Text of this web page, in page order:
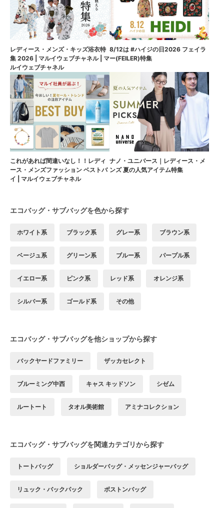
レディース・メンズ・キッズ浴衣特
集 2026 | マルイウェブチャネル | マ
ルイウェブチャネル
8/12は #ハイジの日2026 フェイラ
ー(FEILER)特集
これがあれば間違いなし！！レディ
ース・メンズファッション ベストバ
イ | マルイウェブチャネル
ナノ・ユニバース｜レディース・メ
ンズ 夏の人気アイテム特集
エコバッグ・サブバッグを色から探す
ホワイト系 ブラック系 グレー系 ブラウン系
ベージュ系 グリーン系 ブルー系 パープル系
イエロー系 ピンク系 レッド系 オレンジ系
シルバー系 ゴールド系 その他
エコバッグ・サブバッグを他ショップから探す
バックヤードファミリー ザッカセレクト
ブルーミング中西 キャス キッドソン シゼム
ルートート タオル美術館 アミナコレクション
エコバッグ・サブバッグを関連カテゴリから探す
トートバッグ ショルダーバッグ・メッセンジャーバッグ
リュック・バックパック ボストンバッグ